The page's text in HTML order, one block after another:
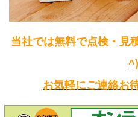
当社では無料で点検・見
お気軽にご連絡お